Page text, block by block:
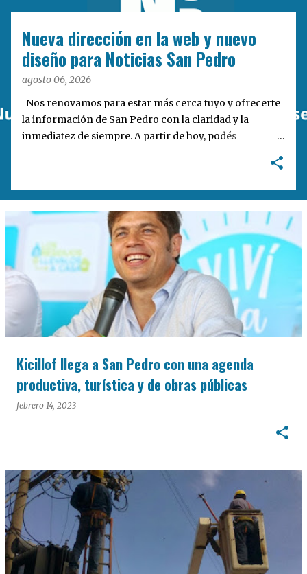
Nueva dirección en la web y nuevo
diseño para Noticias San Pedro
agosto 06, 2026
Nos renovamos para estar más cerca tuyo y ofrecerte
la información de San Pedro con la claridad y la
inmediatez de siempre. A partir de hoy, podés
Desarrollamos una interfaz más ágil, moderna e
intuitiva, pensada para optimizar la navegación desde
cualquier dispositivo, facilitar el acceso a las noticias
locales y potenciar la interacción de los lectores con
nuestros contenidos.
Kicillof llega a San Pedro con una agenda
productiva, turística y de obras públicas
febrero 14, 2023